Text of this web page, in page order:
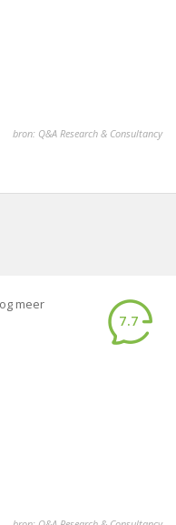
bron: Q&A Research & Consultancy
meer
7.7